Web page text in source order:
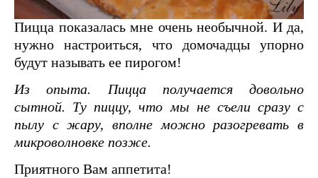
Пицца показалась мне очень необычной. И да,
нужно настроиться, что домочадцы упорно
будут называть ее пирогом!
Из опыта. Пицца получается довольно
сытной. Ту пиццу, что мы не съели сразу с
пылу с жару, вполне можно разогревать в
микроволновке позже.
Приятного Вам аппетита!